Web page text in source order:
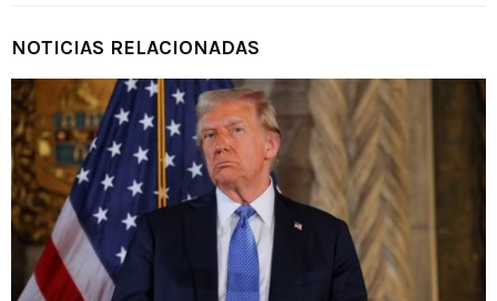
NOTICIAS RELACIONADAS